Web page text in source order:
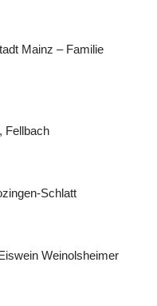
Mainz – Familie
Fellbach
Schlatt
Weinolsheimer